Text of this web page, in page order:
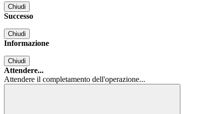
Chiudi
Successo
Chiudi
Informazione
Chiudi
Attendere...
Attendere il completamento dell'operazione...